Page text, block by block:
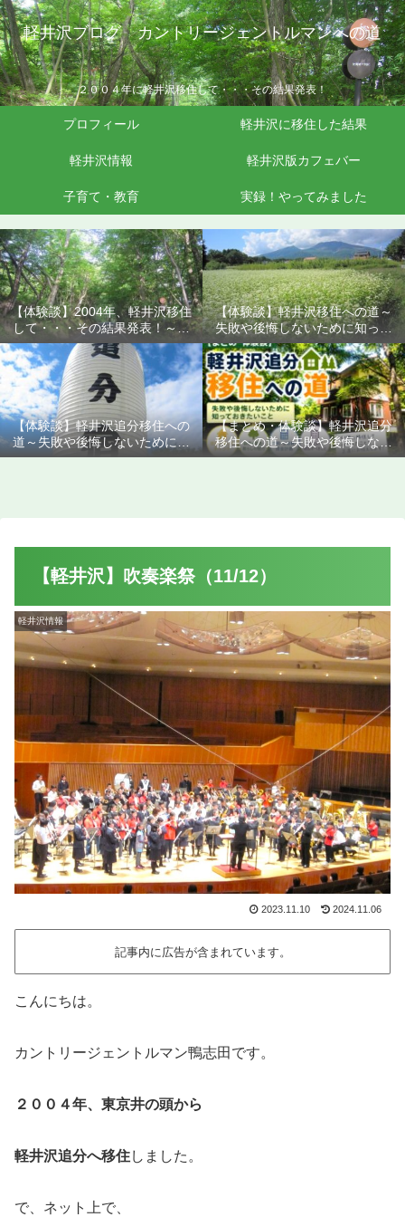
軽井沢ブログ カントリージェントルマンへの道
２００４年に軽井沢移住して・・・その結果発表！
プロフィール 軽井沢に移住した結果
軽井沢情報 軽井沢版カフェバー
子育て・教育 実録！やってみました
【体験談】2004年、軽井沢移住
して・・・その結果発表！～失
敗や後悔しないために知ってお
きたいこと
【体験談】軽井沢移住への道～
失敗や後悔しないために知って
おきたいこと
【体験談】軽井沢追分移住への
道～失敗や後悔しないために知
っておきたいこと
【まとめ・体験談】軽井沢追分
移住への道～失敗や後悔しない
ために知っておきたいこと
【軽井沢】吹奏楽祭（11/12）
軽井沢情報
2023.11.10 2024.11.06
記事内に広告が含まれています。
こんにちは。
カントリージェントルマン鴨志田です。
２００４年、東京井の頭から
軽井沢追分へ移住しました。
で、ネット上で、